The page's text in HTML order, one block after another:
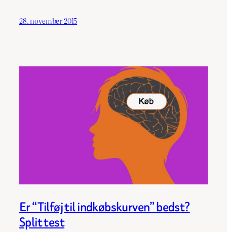
28. november 2015
Er “Tilføj til indkøbskurven” bedst?
Split test